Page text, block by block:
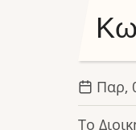
Παρ,
Το